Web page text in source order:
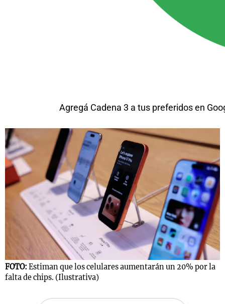
Agregá Cadena 3 a tus preferidos en
FOTO: Estiman que los celulares aumentarán un 20% por la
falta de chips. (Ilustrativa)